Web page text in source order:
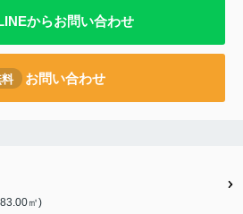
からお問い合わせ
お問い合わせ
㎡)